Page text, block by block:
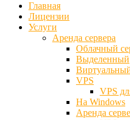
Главная
Лицензии
Услуги
Аренда сервера
Облачный
Выделенный
VPS
VPS
На Windows
Аренда